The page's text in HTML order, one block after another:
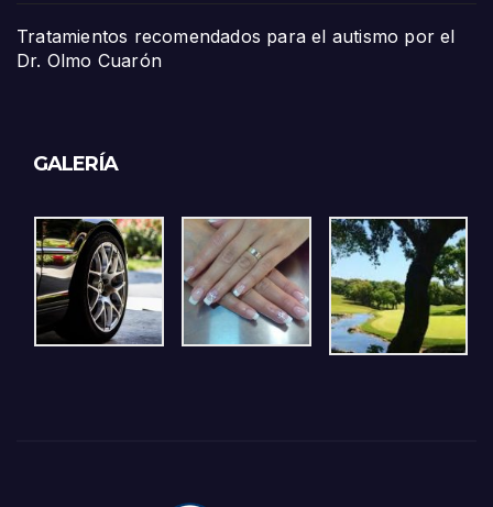
Tratamientos recomendados para el autismo por el
Dr. Olmo Cuarón
GALERÍA